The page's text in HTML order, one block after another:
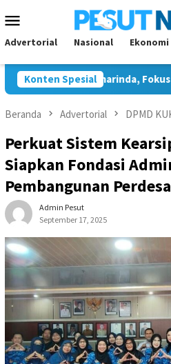
ke
kontenMobile
Advertorial Nasional Ekonomi
Konten Spesial
Golkar Samarinda, Fokus Kerja
Beranda Advertorial DPMD
Perkuat Sistem
Siapkan Fondasi
Pembangunan
Admin Pesut
September 17, 2025